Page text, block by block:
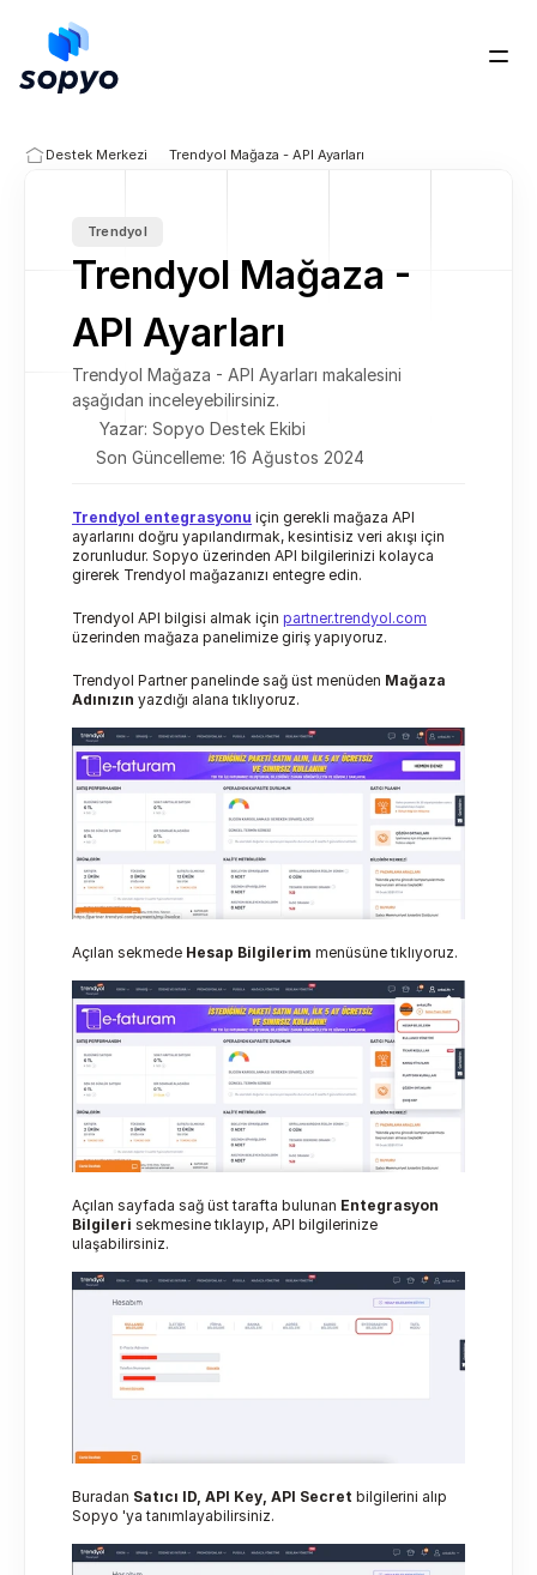
Destek Merkezi Trendyol Mağaza - API Ayarları
Trendyol
Trendyol Mağaza -
API Ayarları
Trendyol Mağaza - API Ayarları makalesini
aşağıdan inceleyebilirsiniz.
Yazar: Sopyo Destek Ekibi
Son Güncelleme: 16 Ağustos 2024
Trendyol entegrasyonu için gerekli mağaza API
ayarlarını doğru yapılandırmak, kesintisiz veri akışı için
zorunludur. Sopyo üzerinden API bilgilerinizi kolayca
girerek Trendyol mağazanızı entegre edin.
Trendyol API bilgisi almak için partner.trendyol.com
üzerinden mağaza panelimize giriş yapıyoruz.
Trendyol Partner panelinde sağ üst menüden Mağaza
Adınızın yazdığı alana tıklıyoruz.
Açılan sekmede Hesap Bilgilerim menüsüne tıklıyoruz.
Açılan sayfada sağ üst tarafta bulunan Entegrasyon
Bilgileri sekmesine tıklayıp, API bilgilerinize
ulaşabilirsiniz.
Buradan Satıcı ID, API Key, API Secret bilgilerini alıp
Sopyo 'ya tanımlayabilirsiniz.